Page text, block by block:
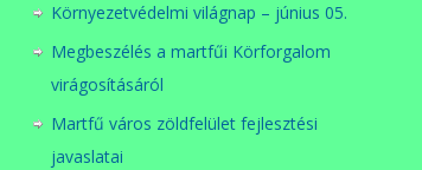
Környezetvédelmi világnap – június 05.
Megbeszélés a martfűi Körforgalom
virágosításáról
Martfű város zöldfelület fejlesztési
javaslatai